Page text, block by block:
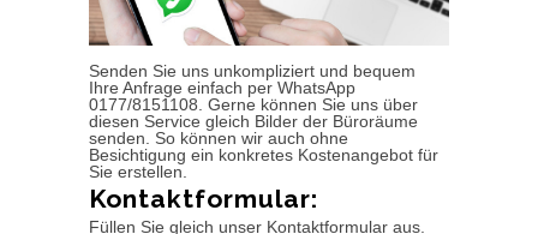
Senden Sie uns unkompliziert und bequem
Ihre Anfrage einfach per WhatsApp
0177/8151108. Gerne können Sie uns über
diesen Service gleich Bilder der Büroräume
senden. So können wir auch ohne
Besichtigung ein konkretes Kostenangebot für
Sie erstellen.
Kontaktformular:
Füllen Sie gleich unser Kontaktformular aus.